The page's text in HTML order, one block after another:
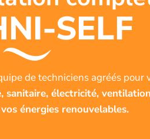
SELF
de techniciens agréés pour
sanitaire, électricité,
énergies renouvelables.